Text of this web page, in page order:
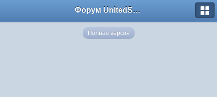
Форум UnitedSouth
Полная версия